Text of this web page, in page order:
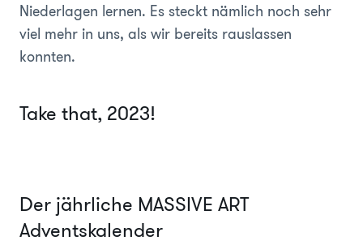
Niederlagen lernen. Es steckt nämlich noch sehr
viel mehr in uns, als wir bereits rauslassen
konnten.
Take that, 2023!
Der jährliche MASSIVE ART
Adventskalender